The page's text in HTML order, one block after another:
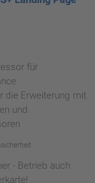
für
die Erweiterung mit
und
- Betrieb auch